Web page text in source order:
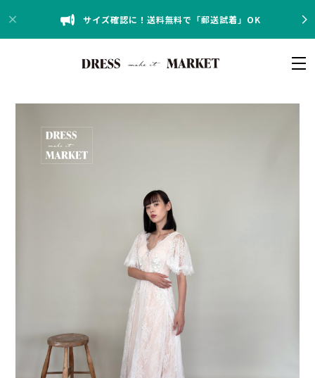
サイズ確認に！送料無料で「郵送試着」OK